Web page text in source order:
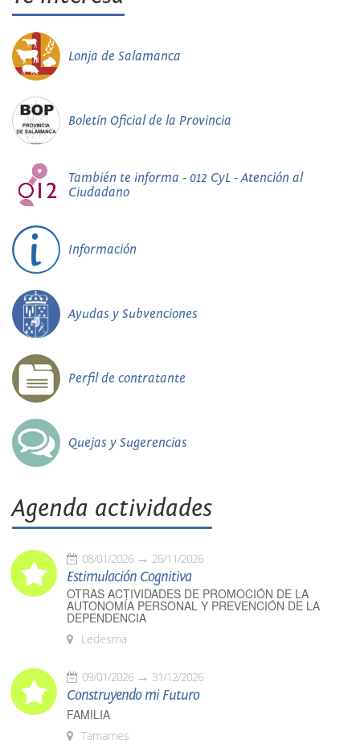
Lonja de Salamanca
Boletín Oficial de la Provincia
También te informa - 012 CyL - Atención al
Ciudadano
Información
Ayudas y Subvenciones
Perfil de contratante
Quejas y Sugerencias
Agenda actividades
08/01/2026 26/11/2026
Estimulación Cognitiva
OTRAS ACTIVIDADES DE PROMOCIÓN DE LA
AUTONOMÍA PERSONAL Y PREVENCIÓN DE LA
DEPENDENCIA
Ledesma
09/01/2026 31/12/2026
Construyendo mi Futuro
FAMILIA
Tamames